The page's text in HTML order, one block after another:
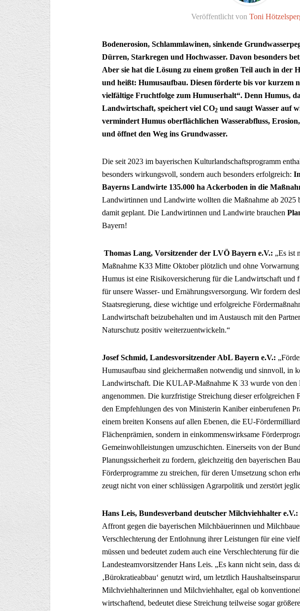
Veröffentlicht von Toni
Bodenerosion, Schlammlawinen, sinkende
Dürren, Starkregen und Hochwasser. Davon besonders
Aber sie hat die Lösung zu einem großen Teil auch in der
und heißt: Humusaufbau. Diesen förderte bis vor kurzem
vielfältige Fruchtfolge zum Humuserhalt“. Denn Humus,
Landwirtschaft, speichert viel CO2 und saugt Wasser auf
vermindert Humus oberflächlichen Wasserabfluss,
und öffnet den Weg ins Grundwasser.
Die seit 2023 im bayerischen Kulturlandschaftsprogramm
besonders wirkungsvoll, sondern auch besonders erfolgreich:
Bayerns Landwirte 135.000 ha Ackerboden in die
Landwirtinnen und Landwirte wollten die Maßnahme ab 2025
damit geplant. Die Landwirtinnen und Landwirte brauchen
Bayern!
Thomas Lang, Vorsitzender der LVÖ Bayern e.V.: „Es ist
Maßnahme K33 Mitte Oktober plötzlich und ohne
Humus ist eine Risikoversicherung für die Landwirtschaft und
für unsere Wasser- und Ernährungsversorgung. Wir fordern
Staatsregierung, diese wichtige und erfolgreiche
Landwirtschaft beizubehalten und im Austausch mit den
Naturschutz positiv weiterzuentwickeln.“
Josef Schmid, Landesvorsitzender AbL Bayern e.V.:
Humusaufbau sind gleichermaßen notwendig und sinnvoll, in
Landwirtschaft. Die KULAP-Maßnahme K 33 wurde von den
angenommen. Die kurzfristige Streichung dieser erfolgreichen
den Empfehlungen des von Ministerin Kaniber einberufenen
einem breiten Konsens auf allen Ebenen, die EU-
Flächenprämien, sondern in einkommenswirksame
Gemeinwohlleistungen umzuschichten. Einerseits von der
Planungssicherheit zu fordern, gleichzeitig den bayerischen
Förderprogramme zu streichen, für deren Umsetzung schon
zeugt nicht von einer schlüssigen Agrarpolitik und zerstört
Hans Leis, Bundesverband deutscher Milchviehhalter e.V.:
Affront gegen die bayerischen Milchbäuerinnen und
Verschlechterung der Entlohnung ihrer Leistungen für eine
müssen und bedeutet zudem auch eine Verschlechterung für
Landesteamvorsitzender Hans Leis. „Es kann nicht sein, dass
‚Bürokratieabbau‘ genutzt wird, um letztlich
Milchviehhalterinnen und Milchviehhalter, egal ob
wirtschaftend, bedeutet diese Streichung teilweise sogar